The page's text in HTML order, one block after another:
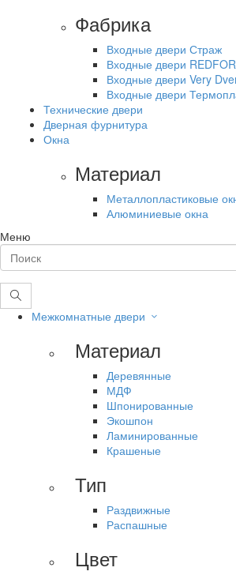
Фабрика
Входные двери Страж
Входные двери
Входные двери Very
Входные двери
Технические двери
Дверная фурнитура
Окна
Материал
Металлопластиковые
Алюминиевые окна
Меню
Межкомнатные двери
Материал
Деревянные
МДФ
Шпонированные
Экошпон
Ламинированные
Крашеные
Тип
Раздвижные
Распашные
Цвет